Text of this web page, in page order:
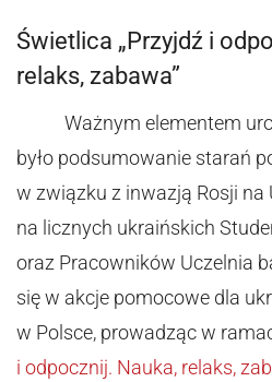
Świetlica „Przyjdź i
relaks, zabawa”
Ważnym elementem
było podsumowanie starań
w związku z inwazją Rosji na
na licznych ukraińskich
oraz Pracowników Uczelnia
się w akcje pomocowe dla
w Polsce, prowadząc w
i odpocznij. Nauka, relaks,